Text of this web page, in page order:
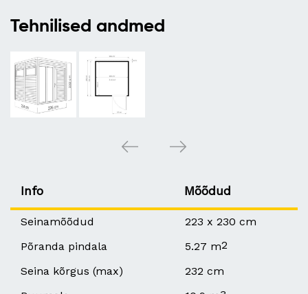
Tehnilised andmed
Info Mõõdud
Seinamõõdud
223 x 230 cm
Põranda pindala
5.27 m2
Seina kõrgus (max)
232 cm